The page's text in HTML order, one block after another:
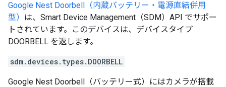
Google Nest Doorbell（内蔵バッテリー・電源直結併用
型） は、Smart Device Management（SDM）API でサポー
トされています。このデバイスは、デバイスタイプ
DOORBELL を返します。
sdm.devices.types.DOORBELL
Google Nest Doorbell（バッテリー式）にはカメラが搭載